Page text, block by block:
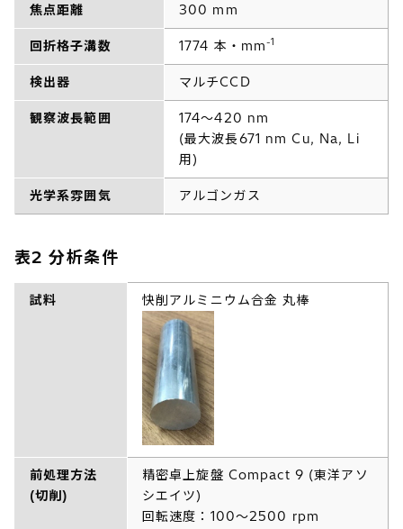
焦点距離 300 mm
回折格子溝数 1774 本・mm-1
検出器 マルチCCD
観察波長範囲
174～420 nm
(最大波長671 nm Cu, Na, Li
用)
光学系雰囲気 アルゴンガス
表2 分析条件
試料 快削アルミニウム合金 丸棒
前処理方法
(切削)
精密卓上旋盤 Compact 9 (東洋アソ
シエイツ)
回転速度：100～2500 rpm